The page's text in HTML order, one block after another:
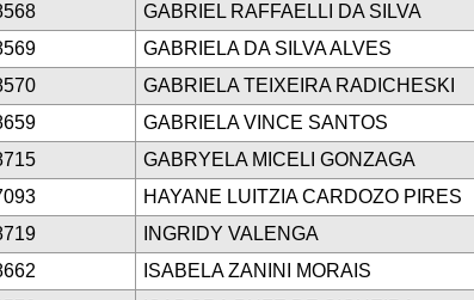
GABRIEL RAFFAELLI DA SILVA
GABRIELA DA SILVA ALVES
GABRIELA TEIXEIRA RADICHESKI
GABRIELA VINCE SANTOS
GABRYELA MICELI GONZAGA
HAYANE LUITZIA CARDOZO PIRES
INGRIDY VALENGA
ISABELA ZANINI MORAIS